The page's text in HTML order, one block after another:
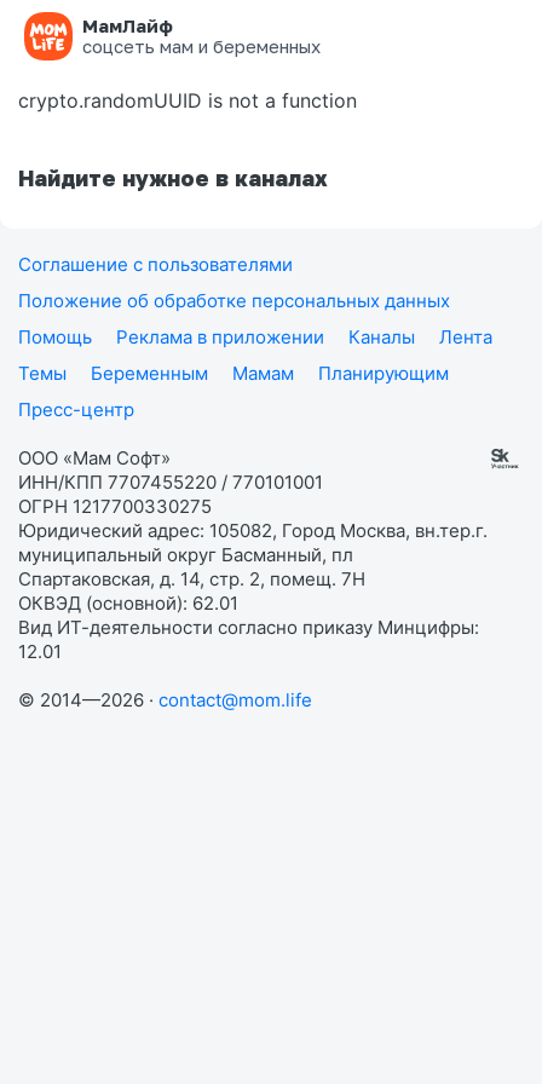
МамЛайф
соцсеть мам и беременных
Ошибка на странице
crypto.randomUUID is not a function
Найдите нужное в каналах
Соглашение с пользователями
Положение об обработке персональных данных
Помощь
Реклама в приложении Каналы
Лента
Темы
Беременным Мамам
Планирующим
Пресс-центр
ООО «Мам Софт»
ИНН/КПП 7707455220 / 770101001
ОГРН 1217700330275
Юридический адрес: 105082, Город Москва, вн.тер.г.
муниципальный округ Басманный, пл
Спартаковская, д. 14, стр. 2, помещ. 7Н
ОКВЭД (основной): 62.01
Вид ИТ-деятельности согласно приказу Минцифры:
12.01
© 2014—2026 · contact@mom.life